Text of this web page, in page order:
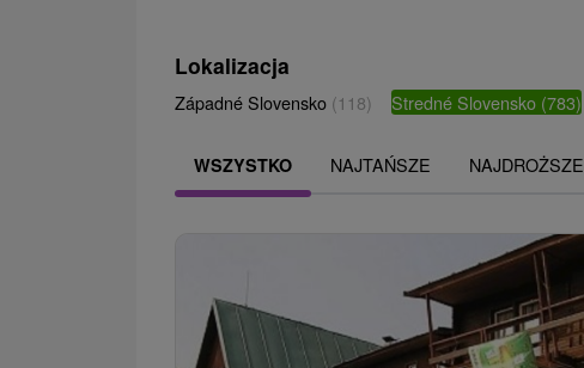
Lokalizacja
Západné Slovensko (118) Stredné Slovensko (783)
WSZYSTKO NAJTAŃSZE NAJDROŻSZE